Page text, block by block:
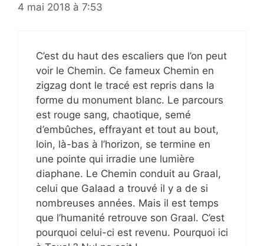
4 mai 2018 à 7:53
C’est du haut des escaliers que l’on peut
voir le Chemin. Ce fameux Chemin en
zigzag dont le tracé est repris dans la
forme du monument blanc. Le parcours
est rouge sang, chaotique, semé
d’embûches, effrayant et tout au bout,
loin, là-bas à l’horizon, se termine en
une pointe qui irradie une lumière
diaphane. Le Chemin conduit au Graal,
celui que Galaad a trouvé il y a de si
nombreuses années. Mais il est temps
que l’humanité retrouve son Graal. C’est
pourquoi celui-ci est revenu. Pourquoi ici